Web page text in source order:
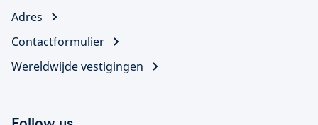
Adres
Contactformulier
Wereldwijde vestigingen